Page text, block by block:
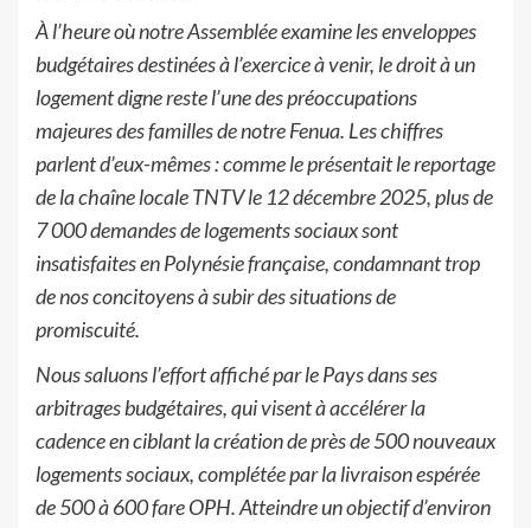
À l’heure où notre Assemblée examine les enveloppes
budgétaires destinées à l’exercice à venir, le droit à un
logement digne reste l’une des préoccupations
majeures des familles de notre Fenua. Les chiffres
parlent d’eux-mêmes : comme le présentait le reportage
de la chaîne locale TNTV le 12 décembre 2025, plus de
7 000 demandes de logements sociaux sont
insatisfaites en Polynésie française, condamnant trop
de nosconcitoyens à subir des situations de
promiscuité.
Nous saluons l’effort affiché par le Pays dans ses
arbitrages budgétaires, qui visent à accélérer la
cadence en ciblant la création de près de 500 nouveaux
logements sociaux, complétée par la livraison espérée
de 500 à 600 fare OPH. Atteindre un objectif d’environ